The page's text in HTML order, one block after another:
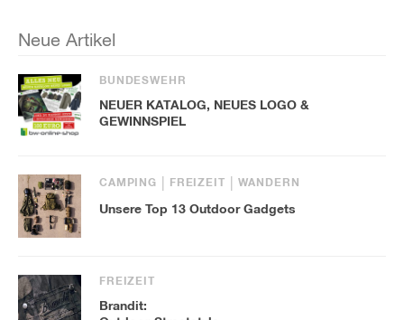
Neue Artikel
BUNDESWEHR
NEUER KATALOG, NEUES LOGO &
GEWINNSPIEL
CAMPING FREIZEIT WANDERN
Unsere Top 13 Outdoor Gadgets
FREIZEIT
Brandit: